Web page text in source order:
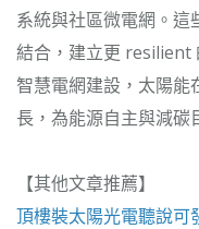
系統與社區微電網。
結合，建立更 resilient
智慧電網建設，太陽能
長，為能源自主與減碳
【其他文章推薦】
頂樓裝太陽光電聽說可